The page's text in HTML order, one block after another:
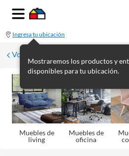
Ingresa tu ubicación
Mostraremos los productos y
disponibles para tu ubicación.
Volver
Muebles de
living
Muebles de
oficina